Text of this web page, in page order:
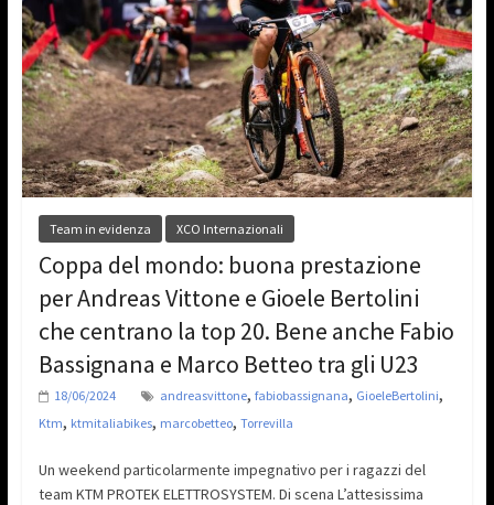
Team in evidenza XCO Internazionali
Coppa del mondo: buona prestazione
per Andreas Vittone e Gioele Bertolini
che centrano la top 20. Bene anche Fabio
Bassignana e Marco Betteo tra gli U23
18/06/2024 andreasvittone, fabiobassignana, GioeleBertolini,
Ktm, ktmitaliabikes, marcobetteo, Torrevilla
Un weekend particolarmente impegnativo per i ragazzi del
team KTM PROTEK ELETTROSYSTEM. Di scena L’attesissima